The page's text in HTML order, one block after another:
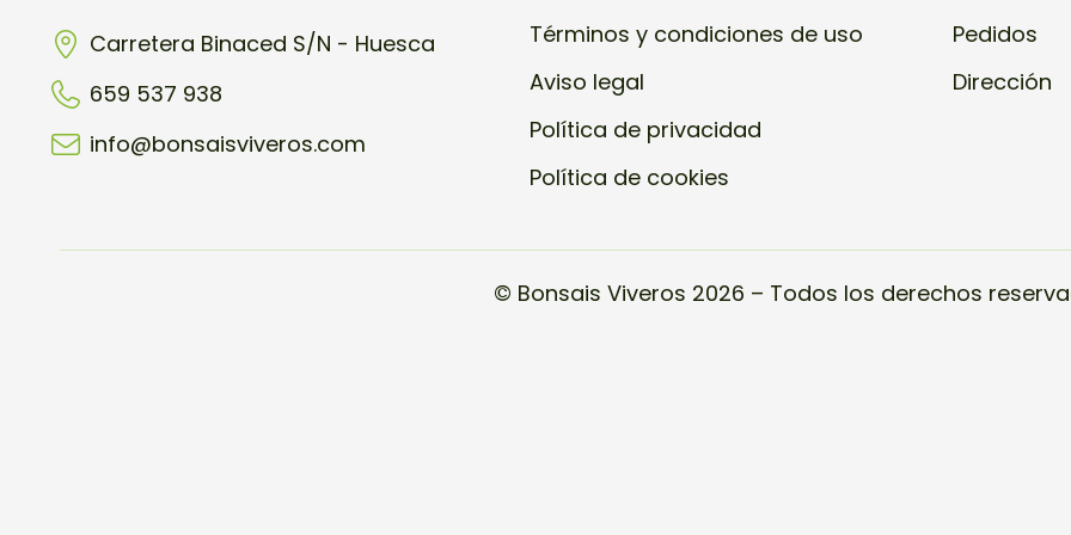
Carretera Binaced S/N - Huesca
659 537 938
info@bonsaisviveros.com
Términos y condiciones de uso
Aviso legal
Política de privacidad
Política de cookies
Pedidos
Dirección
© Bonsais Viveros 2026 – Todos los derechos